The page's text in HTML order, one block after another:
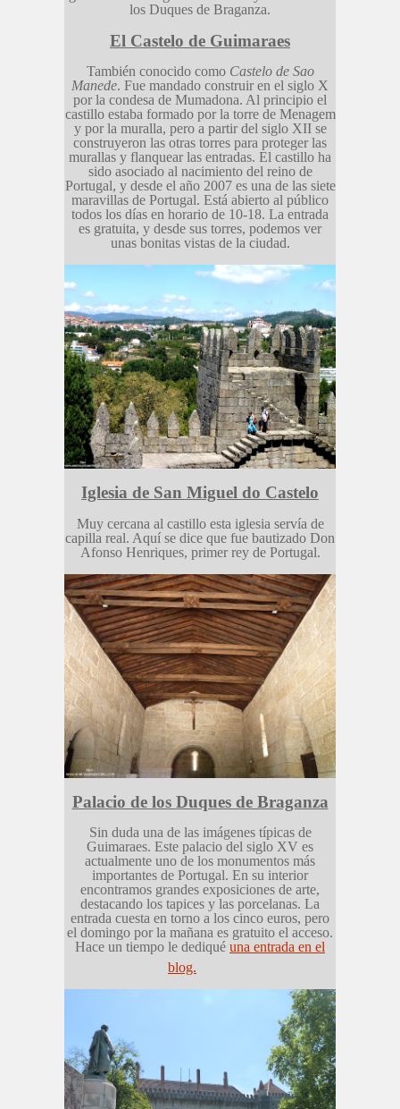
los Duques de Braganza.
El Castelo de Guimaraes
También conocido como Castelo de Sao
Manede. Fue mandado construir en el siglo X
por la condesa de Mumadona. Al principio el
castillo estaba formado por la torre de Menagem
y por la muralla, pero a partir del siglo XII se
construyeron las otras torres para proteger las
murallas y flanquear las entradas. El castillo ha
sido asociado al nacimiento del reino de
Portugal, y desde el año 2007 es una de las siete
maravillas de Portugal. Está abierto al público
todos los días en horario de 10-18. La entrada
es gratuita, y desde sus torres, podemos ver
unas bonitas vistas de la ciudad.
Iglesia de San Miguel do Castelo
Muy cercana al castillo esta iglesia servía de
capilla real. Aquí se dice que fue bautizado Don
Afonso Henriques, primer rey de Portugal.
Palacio de los Duques de Braganza
Sin duda una de las imágenes típicas de
Guimaraes. Este palacio del siglo XV es
actualmente uno de los monumentos más
importantes de Portugal. En su interior
encontramos grandes exposiciones de arte,
destacando los tapices y las porcelanas. La
entrada cuesta en torno a los cinco euros, pero
el domingo por la mañana es gratuito el acceso.
Hace un tiempo le dediqué una entrada en el
blog.